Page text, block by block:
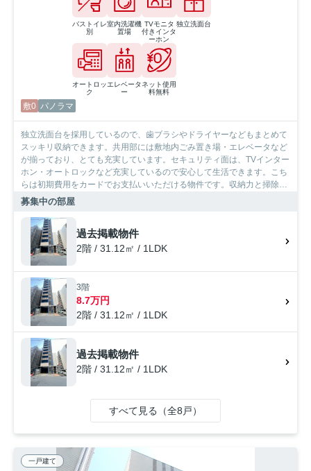
バストイレ
別
室内洗濯機
置場
TVモニタ
付きインタ
ーホン
独立洗面台
オートロッ
ク
エレベータ
ー
ネット使用
料無料
敷0 パノラマ
独立洗面台を採用しているので、歯ブラシやドライヤーなどもまとめて
スッキリ収納できます。共用部には敷地内ごみ置き場・エレベータなど
が揃っており、とても充実しています。セキュリティ面は、TVインター
ホン・オートロックなど充実しているので安心して生活できます。こち
らは初期費用をカードでお支払いいただける物件です。収納力と掃除の
しやすさを同時に備えているシステムキッチンが付いています。築7年
す。福岡市空港線祇園の近くでお住まいをお探しならSumoSumoにご連
絡ください。設備が充実したお住まいの情報をご提供いたします。
募集中の部屋
過去掲載物件
2階 / 31.12㎡ / 1LDK
3階
8.7万円
2階 / 31.12㎡ / 1LDK
過去掲載物件
2階 / 31.12㎡ / 1LDK
すべて見る（全8戸）
一戸建て